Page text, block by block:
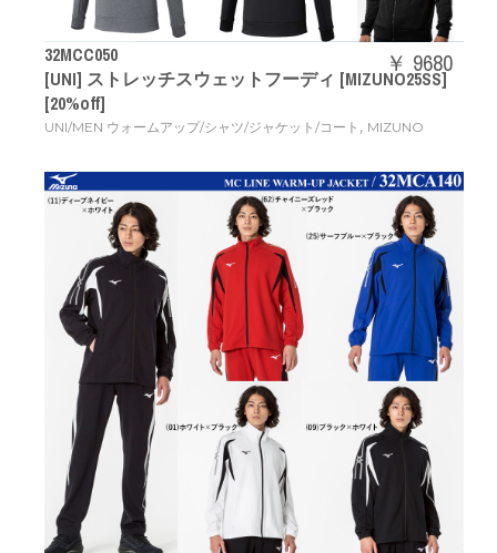
32MCC050
[UNI] ストレッチスウェットフーディ [MIZUNO25SS]
[20%off]
UNI/MEN ウォームアップ/シャツ/ジャケット/コート , MIZUNO
￥ 9680